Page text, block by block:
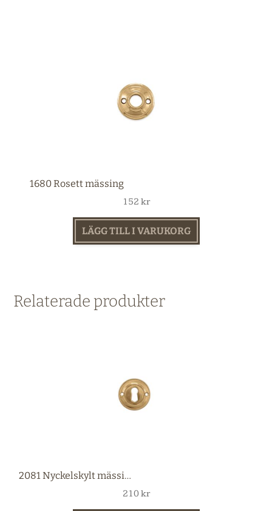
1680 Rosett mässing
152 kr
LÄGG TILL I VARUKORG
Relaterade produkter
2081 Nyckelskylt mässing
210 kr